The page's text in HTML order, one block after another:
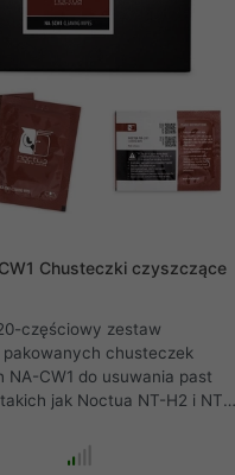
z pamięciami o
Chusteczki czyszczące
częściowy zestaw
chusteczek
NA-CW1 do usuwania past
jak Noctua NT-H2 i NT-
są idealne do